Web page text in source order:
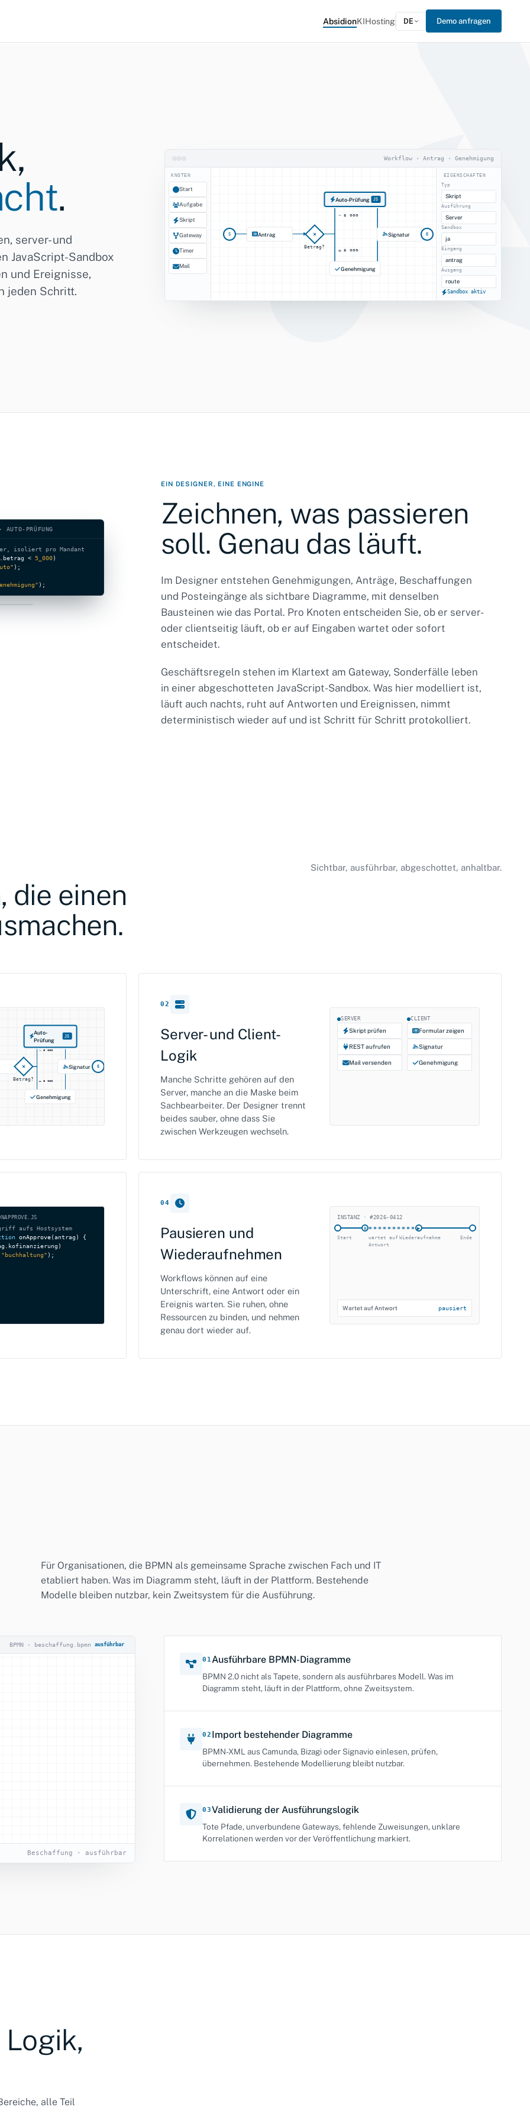
AbsidionKIHosting DE Demo anfragen
.
server- und
JavaScript-Sandbox
und Ereignisse,
jeden Schritt.
Workflow · Antrag · Genehmigung
KNOTEN
Start
Aufgabe
Skript
Gateway
Timer
Mail
< 5 000
≥ 5 000
S Antrag ×
Betrag?
Auto-Prüfung JS
Genehmigung
Signatur E
EIGENSCHAFTEN
Typ
Skript
Ausführung
Server
Sandbox
ja
Eingang
antrag
Ausgang
route
Sandbox aktiv
AUTO-PRÜFUNG
isoliert pro Mandant
< 5_000)
);
EIN DESIGNER, EINE ENGINE
Zeichnen, was passieren
soll. Genau das läuft.
Im Designer entstehen Genehmigungen, Anträge, Beschaffungen
und Posteingänge als sichtbare Diagramme, mit denselben
Bausteinen wie das Portal. Pro Knoten entscheiden Sie, ob er server-
oder clientseitig läuft, ob er auf Eingaben wartet oder sofort
entscheidet.
Geschäftsregeln stehen im Klartext am Gateway, Sonderfälle leben
in einer abgeschotteten JavaScript-Sandbox. Was hier modelliert ist,
läuft auch nachts, ruht auf Antworten und Ereignissen, nimmt
deterministisch wieder auf und ist Schritt für Schritt protokolliert.
die einen
Sichtbar, ausführbar, abgeschottet, anhaltbar.
< 5 000
≥ 5 000
×
Betrag?
Auto-
Prüfung
JS
Genehmigung
Signatur E
02
Server- und Client-
Logik
Manche Schritte gehören auf den
Server, manche an die Maske beim
Sachbearbeiter. Der Designer trennt
beides sauber, ohne dass Sie
zwischen Werkzeugen wechseln.
SERVER
Skript prüfen
REST aufrufen
Mail versenden
CLIENT
Formular zeigen
Signatur
Genehmigung
aufs Hostsystem
onApprove(antrag) {
"buchhaltung" );
04
Pausieren und
Wiederaufnehmen
Workflows können auf eine
Unterschrift, eine Antwort oder ein
Ereignis warten. Sie ruhen, ohne
Ressourcen zu binden, und nehmen
genau dort wieder auf.
INSTANZ · #2026‑0412
⏸
▶
Start
wartet auf
Antwort
Wiederaufnahme Ende
Wartet auf Antwort pausiert
Für Organisationen, die BPMN als gemeinsame Sprache zwischen Fach und IT
etabliert haben. Was im Diagramm steht, läuft in der Plattform. Bestehende
Modelle bleiben nutzbar, kein Zweitsystem für die Ausführung.
BPMN · beschaffung.bpmn ausführbar
Beschaffung · ausführbar
01Ausführbare BPMN-Diagramme
BPMN 2.0 nicht als Tapete, sondern als ausführbares Modell. Was im
Diagramm steht, läuft in der Plattform, ohne Zweitsystem.
02 Import bestehender Diagramme
BPMN-XML aus Camunda, Bizagi oder Signavio einlesen, prüfen,
übernehmen. Bestehende Modellierung bleibt nutzbar.
03Validierung der Ausführungslogik
Tote Pfade, unverbundene Gateways, fehlende Zuweisungen, unklare
Korrelationen werden vor der Veröffentlichung markiert.
Logik,
alle Teil